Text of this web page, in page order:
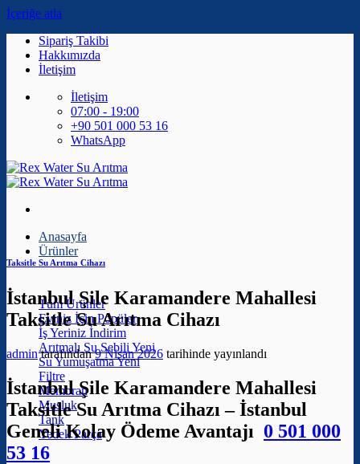
İçeriğe atla
Sipariş Takibi
Hakkımızda
İletişim
İletişim
07:00 - 19:00
+90 501 000 53 16
WhatsApp
Anasayfa
Ürünler
Tüm Ürünler
Eviniz İçin
İş Yeriniz
Arıtmalı Su Sebili
Su Yumuşatma
Filtre
Membran
Musluk
Tank
Yedek Parça
Taksitle Su Arıtma Cihazı
İstanbul Şile Karamandere Mahallesi
Taksitle Su Arıtma Cihazı
admintarafından 9 Nisan 2026 tarihinde yayınlandı
İstanbul Şile Karamandere Mahallesi
Taksitle Su Arıtma Cihazı – İstanbul
Geneli Kolay Ödeme Avantajı 0 501 000
53 16